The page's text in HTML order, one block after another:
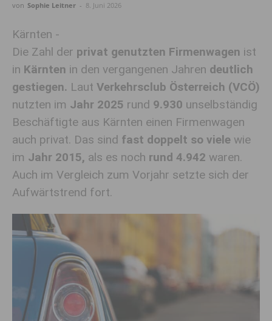
von Sophie Leitner - 8. Juni 2026
Kärnten -
Die Zahl der privat genutzten Firmenwagen ist
in Kärnten in den vergangenen Jahren deutlich
gestiegen. Laut Verkehrsclub Österreich (VCÖ)
nutzten im Jahr 2025 rund 9.930 unselbständig
Beschäftigte aus Kärnten einen Firmenwagen
auch privat. Das sind fast doppelt so viele wie
im Jahr 2015, als es noch rund 4.942 waren.
Auch im Vergleich zum Vorjahr setzte sich der
Aufwärtstrend fort.